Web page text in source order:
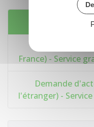
Services en
France) - Service
Demande
l'étranger) -